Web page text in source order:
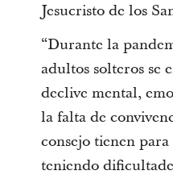
Jesucristo de los
“Durante la
adultos solteros se
declive mental,
la falta de
consejo tienen
teniendo